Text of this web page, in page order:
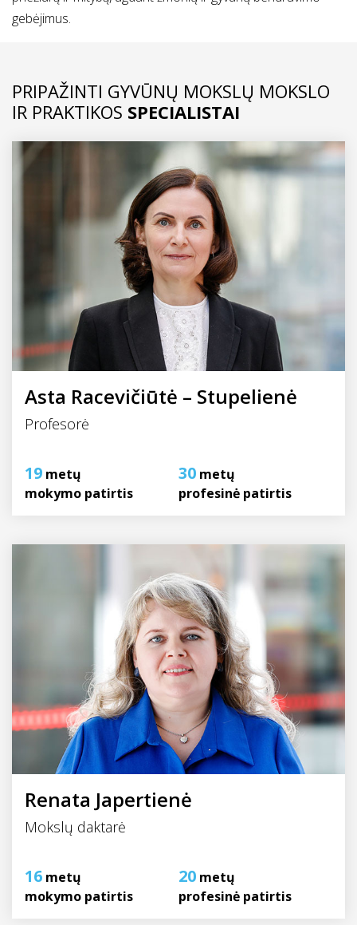
gebėjimus.
PRIPAŽINTI GYVŪNŲ MOKSLŲ MOKSLO
IR PRAKTIKOS SPECIALISTAI
Asta Racevičiūtė – Stupelienė
Profesorė
19 metų
mokymo patirtis
30 metų
profesinė patirtis
Renata Japertienė
Mokslų daktarė
16 metų
mokymo patirtis
20 metų
profesinė patirtis